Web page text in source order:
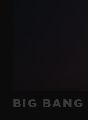
BIG BANG